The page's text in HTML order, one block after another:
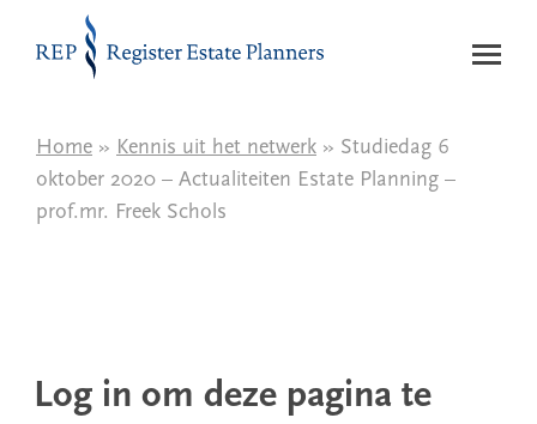
Naar de inhoud
Home » Kennis uit het netwerk » Studiedag 6
oktober 2020 – Actualiteiten Estate Planning –
prof.mr. Freek Schols
Log in om deze pagina te